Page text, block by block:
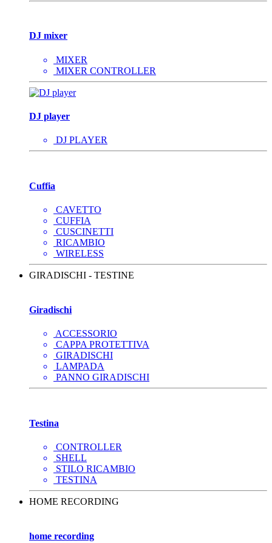
DJ mixer
MIXER
MIXER CONTROLLER
DJ player
DJ PLAYER
Cuffia
CAVETTO
CUFFIA
CUSCINETTI
RICAMBIO
WIRELESS
GIRADISCHI - TESTINE
Giradischi
ACCESSORIO
CAPPA PROTETTIVA
GIRADISCHI
LAMPADA
PANNO GIRADISCHI
Testina
CONTROLLER
SHELL
STILO RICAMBIO
TESTINA
HOME RECORDING
home recording